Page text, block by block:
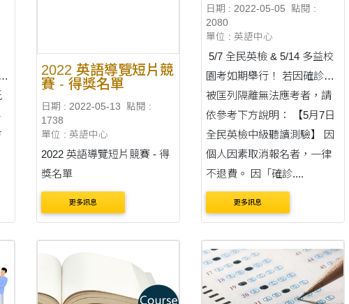
1 學期新生及轉學生（外國
語文學系除外） 申請注意事
2022 英語導覽短片競
賽 - 得獎名單
日期 : 2022-05-13
點閱 :
1738
單位 : 英語中心
2022 英語導覽短片競賽 - 得
獎名單
更多訊息
方式如說明）
日期 : 2022-05-05
點閱 :
2080
單位 : 英語中心
5/7 全民英檢 & 5/14 多益校
園考如期舉行！ 若因確診或
被匡列隔離無法應考者，請
依參考下方說明： 【5月7日
全民英檢中級聽讀測驗】 因
個人因素取消報名者，一律
不退費。 因「確診....
更多訊息